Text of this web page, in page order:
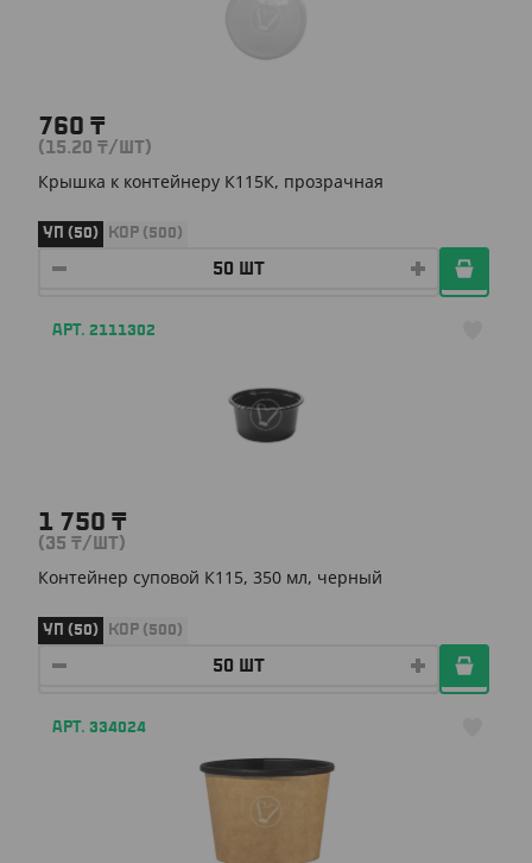
760 ₸
(15.20 ₸/ШТ)
Крышка к контейнеру К115К, прозрачная
УП (50) КОР (500)
АРТ. 2111302
1 750 ₸
(35 ₸/ШТ)
Контейнер суповой К115, 350 мл, черный
УП (50) КОР (500)
АРТ. 334024